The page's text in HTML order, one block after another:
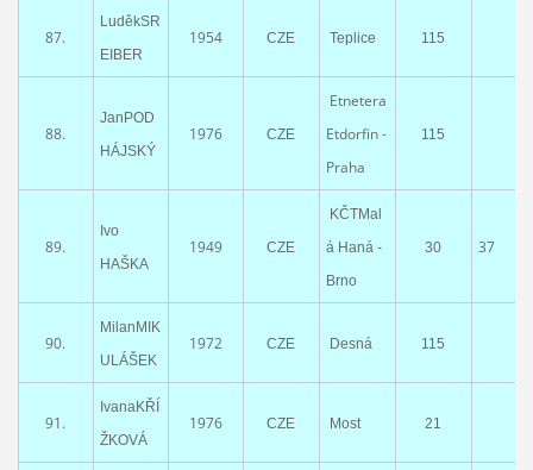
87.
LuděkSR
EIBER
1954 CZE Teplice 115
88.
JanPOD
HÁJSKÝ
1976 CZE
Etnetera
Etdorfin -
Praha
115
89.
Ivo
HAŠKA
1949 CZE
KČTMal
á Haná -
Brno
30 37
90.
MilanMIK
ULÁŠEK
1972 CZE Desná 115
91.
IvanaKŘÍ
ŽKOVÁ
1976 CZE Most 21